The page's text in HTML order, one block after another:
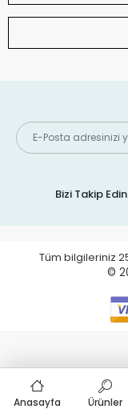
Bizi Takip Edin
Tüm bilgileriniz
©
Anasayfa Ürünler